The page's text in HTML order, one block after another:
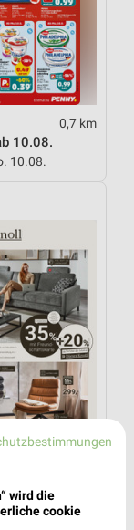
0,7 km
10.08.
10.08.
14.08.
wird die
cookie